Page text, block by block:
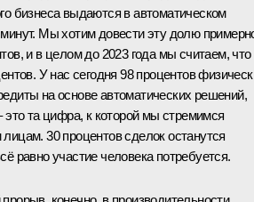
бизнеса выдаются в автоматическом
Мы хотим довести эту долю
и в целом до 2023 года мы считаем, что
У нас сегодня 98 процентов
на основе автоматических решений,
это та цифра, к которой мы стремимся
30 процентов сделок останутся
равно участие человека потребуется.